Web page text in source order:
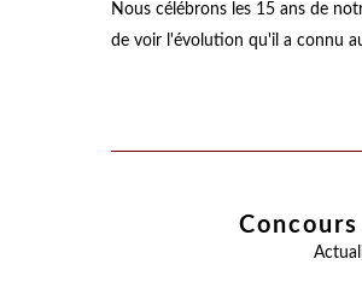
Nous célébrons les 15 ans de
de voir l'évolution qu'il a connu